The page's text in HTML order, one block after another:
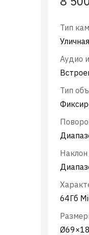
Тип
Уличная
Аудио
Тип
Наклон
64Гб